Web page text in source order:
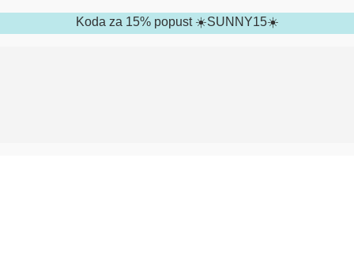
Koda za 15% popust ☀️SUNNY15☀️